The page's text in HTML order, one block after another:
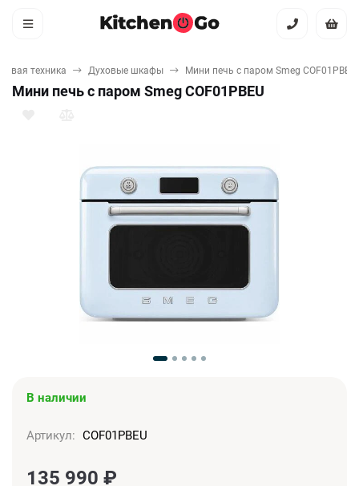
техника Духовые шкафы Мини печь с паром Smeg COF01PBEU
Мини печь с паром Smeg COF01PBEU
В наличии
Артикул: COF01PBEU
135 990 ₽